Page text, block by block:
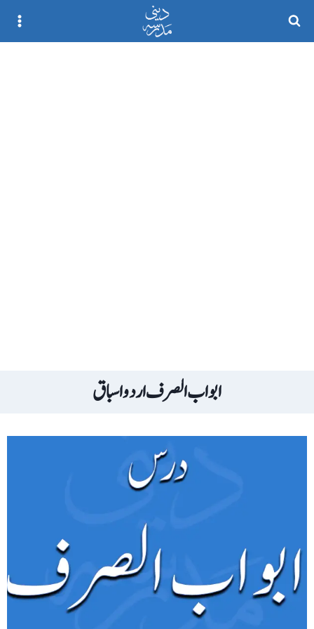
Skip
ابواب الصرف اردو اسباق